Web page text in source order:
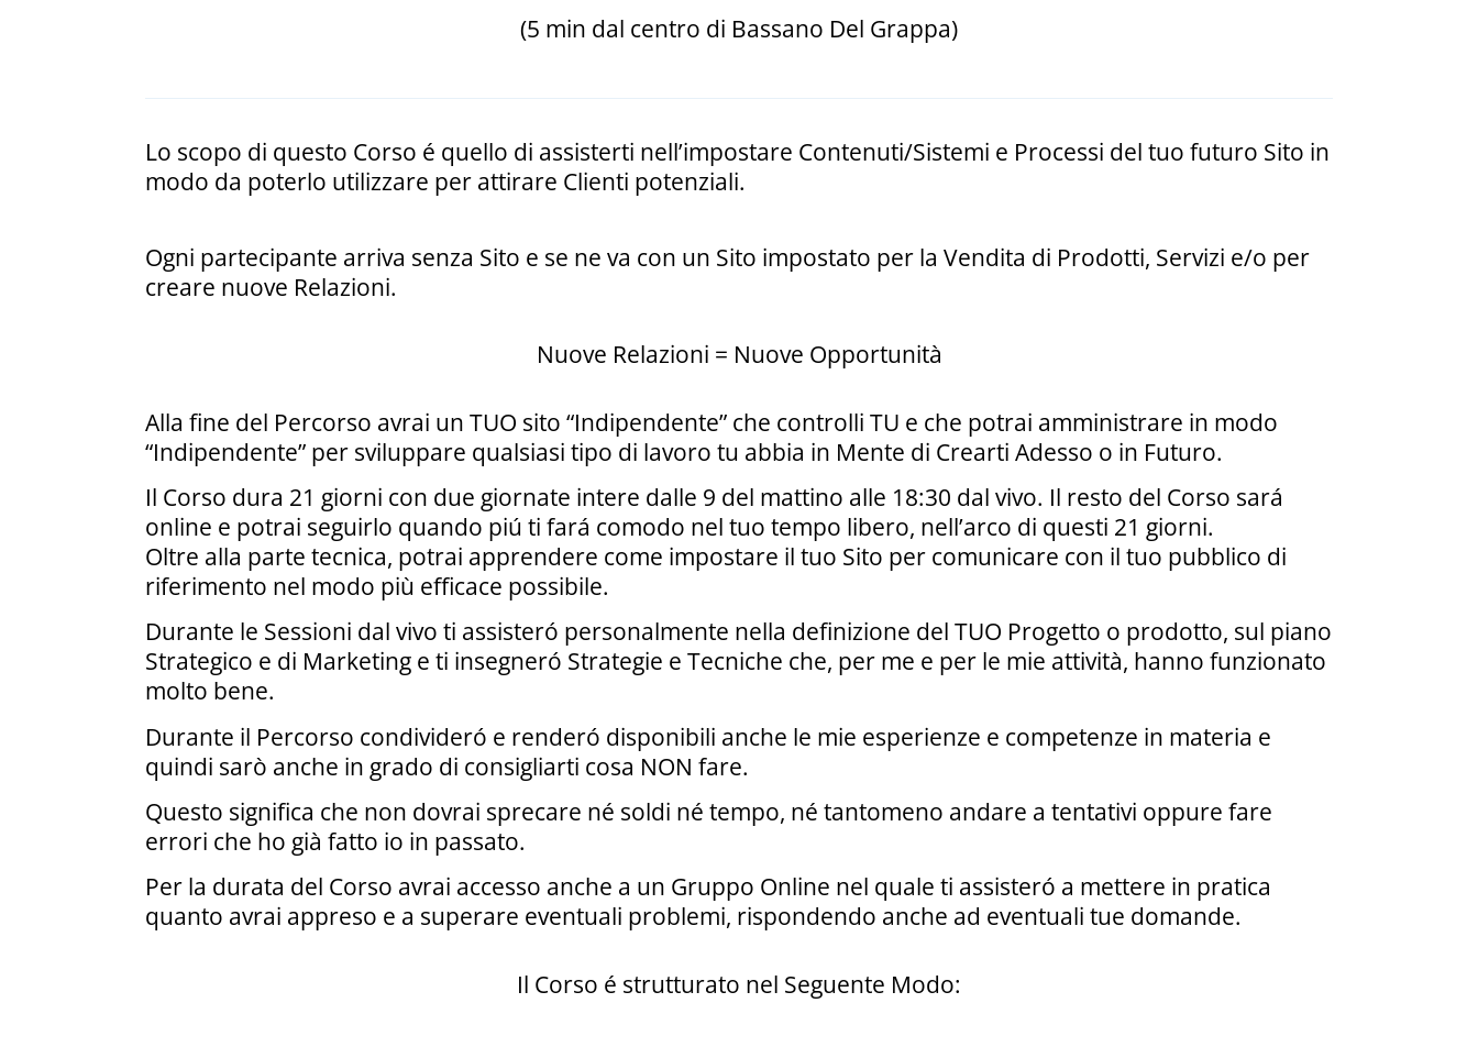
(5 min dal centro di Bassano Del Grappa)
Lo scopo di questo Corso é quello di assisterti nell’impostare Contenuti/Sistemi e Processi del tuo futuro Sito in
modo da poterlo utilizzare per attirare Clienti potenziali.
Ogni partecipante arriva senza Sito e se ne va con un Sito impostato per la Vendita di Prodotti, Servizi e/o per
creare nuove Relazioni.
Nuove Relazioni = Nuove Opportunità
Alla fine del Percorso avrai un TUO sito “Indipendente” che controlli TU e che potrai amministrare in modo
“Indipendente” per sviluppare qualsiasi tipo di lavoro tu abbia in Mente di Crearti Adesso o in Futuro.
Il Corso dura 21 giorni con due giornate intere dalle 9 del mattino alle 18:30 dal vivo. Il resto del Corso sará
online e potrai seguirlo quando piú ti fará comodo nel tuo tempo libero, nell’arco di questi 21 giorni.
Oltre alla parte tecnica, potrai apprendere come impostare il tuo Sito per comunicare con il tuo pubblico di
riferimento nel modo più efficace possibile.
Durante le Sessioni dal vivo ti assisteró personalmente nella definizione del TUO Progetto o prodotto, sul piano
Strategico e di Marketing e ti insegneró Strategie e Tecniche che, per me e per le mie attività, hanno funzionato
molto bene.
Durante il Percorso condivideró e renderó disponibili anche le mie esperienze e competenze in materia e
quindi sarò anche in grado di consigliarti cosa NON fare.
Questo significa che non dovrai sprecare né soldi né tempo, né tantomeno andare a tentativi oppure fare
errori che ho già fatto io in passato.
Per la durata del Corso avrai accesso anche a un Gruppo Online nel quale ti assisteró a mettere in pratica
quanto avrai appreso e a superare eventuali problemi, rispondendo anche ad eventuali tue domande.
Il Corso é strutturato nel Seguente Modo: